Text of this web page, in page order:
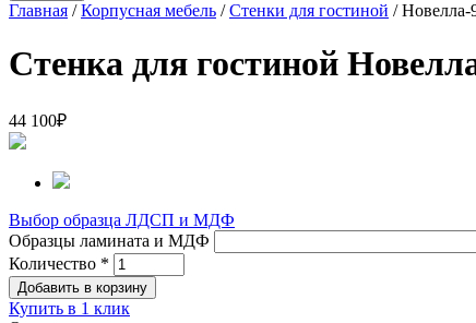
Главная /Корпусная мебель /Стенки для гостиной /
Стенка для гостиной
44 100₽
Выбор образца ЛДСП и МДФ
Образцы ламината и МДФ
Количество *
Купить в 1 клик